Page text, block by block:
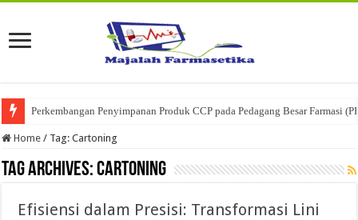
Perkembangan Penyimpanan Produk CCP pada Pedagang Besar Farmasi
Home / Tag:Cartoning
Tag Archives:Cartoning
Efisiensi dalam Presisi: Transformasi Lini